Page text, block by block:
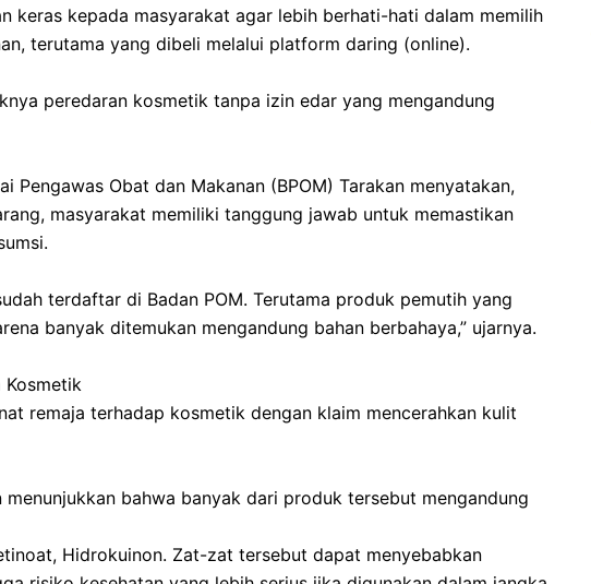
keras kepada masyarakat agar lebih berhati-hati dalam memilih
terutama yang dibeli melalui platform daring (online).
peredaran kosmetik tanpa izin edar yang mengandung
Pengawas Obat dan Makanan (BPOM) Tarakan menyatakan,
masyarakat memiliki tanggung jawab untuk memastikan
terdaftar di Badan POM. Terutama produk pemutih yang
banyak ditemukan mengandung bahan berbahaya,” ujarnya.
Kosmetik
remaja terhadap kosmetik dengan klaim mencerahkan kulit
menunjukkan bahwa banyak dari produk tersebut mengandung
Hidrokuinon. ​Zat-zat tersebut dapat menyebabkan